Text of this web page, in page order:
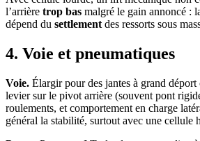
l’arrière trop bas malgré le gain annoncé :
dépend du settlementdes ressorts sous
4. Voie et pneumatiques
Voie. Élargir pour des jantes à grand
levier sur le pivot arrière (souvent pont
roulements, et comportement en charge
général la stabilité, surtout avec une cellule